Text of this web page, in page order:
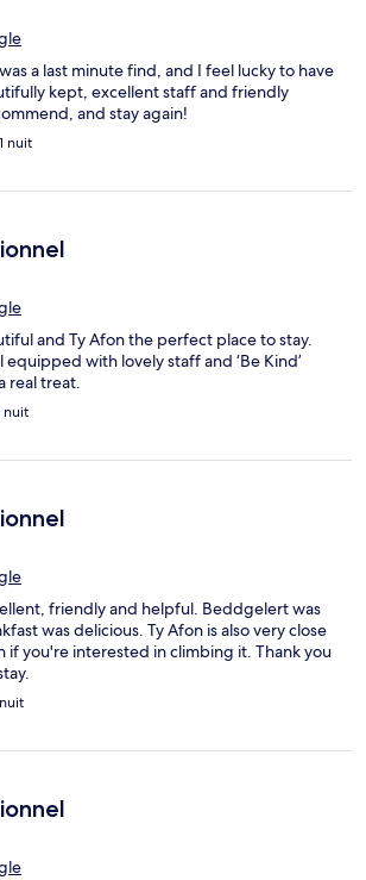
a last minute find, and I feel lucky to have
kept, excellent staff and friendly
and stay again!
nuit
and Ty Afon the perfect place to stay.
equipped with lovely staff and ‘Be Kind’
real treat.
nuit
friendly and helpful. Beddgelert was
was delicious. Ty Afon is also very close
if you're interested in climbing it. Thank you